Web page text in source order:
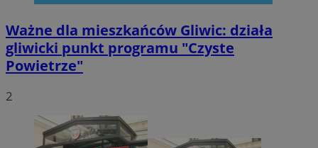
Ważne dla mieszkańców Gliwic: działa
gliwicki punkt programu "Czyste
Powietrze"
2